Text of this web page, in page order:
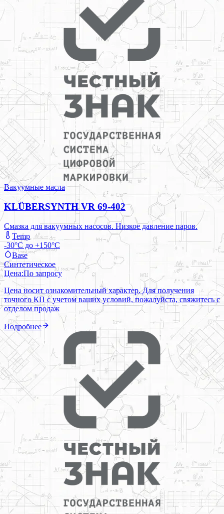
Вакуумные масла
KLÜBERSYNTH VR 69-402
Смазка для вакуумных насосов. Низкое давление паров.
Temp
-30°C до +150°C
Base
Синтетическое
Цена:По запросу
Цена носит ознакомительный характер. Для получения
точного КП с учетом ваших условий, пожалуйста, свяжитесь с
отделом продаж
Подробнее